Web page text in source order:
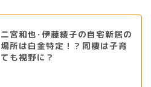
二宮和也･伊藤綾子の自宅新居の
場所は白金特定！？同棲は子育
ても視野に？